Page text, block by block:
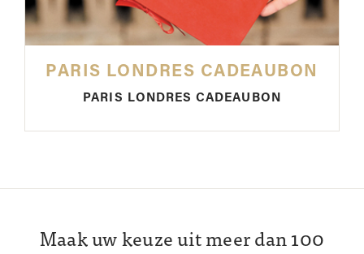
PARIS LONDRES CADEAUBON
PARIS LONDRES CADEAUBON
Maak uw keuze uit meer dan 100